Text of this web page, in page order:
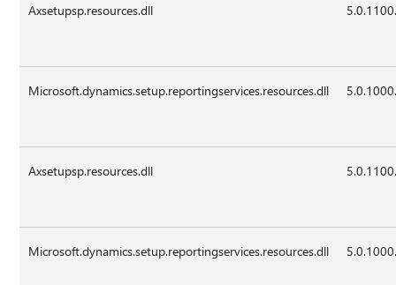
Axsetupsp.resources.dll
Microsoft.dynamics.setup.reportingservices.resources.dll
Axsetupsp.resources.dll
Microsoft.dynamics.setup.reportingservices.resources.dll